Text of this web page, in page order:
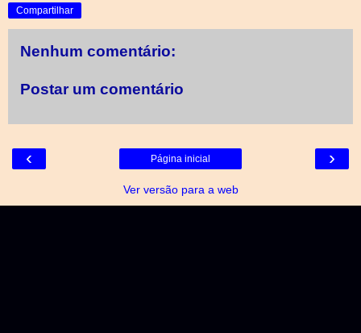
Compartilhar
Nenhum comentário:
Postar um comentário
‹ ›
Página inicial
Ver versão para a web